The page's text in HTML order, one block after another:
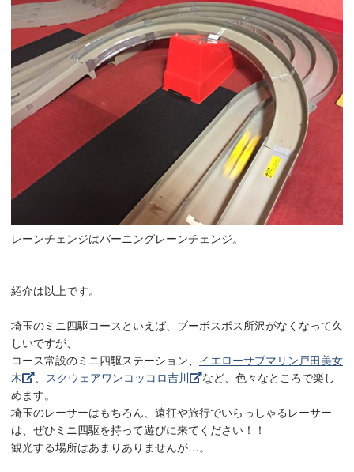
レーンチェンジはバーニングレーンチェンジ。
紹介は以上です。
埼玉のミニ四駆コースといえば、ブーボスボス所沢がなくなって久
しいですが、
コース常設のミニ四駆ステーション、 イエローサブマリン戸田美女
木
スクウェアワンコッコロ吉川
など、色々なところで楽し
めます。
埼玉のレーサーはもちろん、遠征や旅行でいらっしゃるレーサー
は、ぜひミニ四駆を持って遊びに来てください！！
観光する場所はあまりありませんが…。